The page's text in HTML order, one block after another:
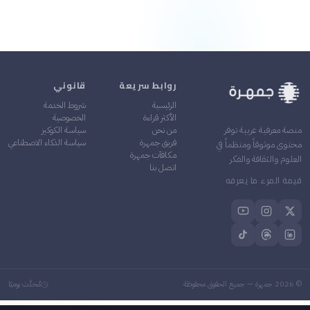
منصة معرفية عربية توفر
محتوى موثوقاً ومنظماً في
العلوم والثقافة والفكر
قيمة المرء ما يعرفه
روابط سريعة
الرئيسية
الأكثر قراءة
من نحن
فريق جمهرة
مكافآت جمهرة
اتصل بنا
قانوني
شروط الخدمة
الخصوصية
سياسة الكوكيز
سياسة الذكاء الاصطناعي
©
2026 جمهرة — جميع الحقوق محفوظة مُحدَّث يوميًا